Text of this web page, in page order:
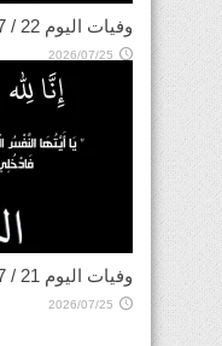
وفيات اليوم 22 / 7 / 2026
2026/07/25
وفيات اليوم 21 / 7 / 2026
2026/07/25